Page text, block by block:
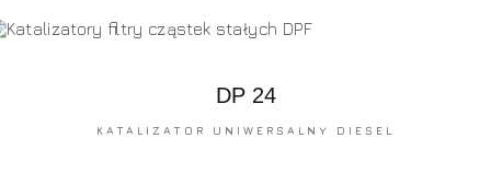
DP 24
KATALIZATOR UNIWERSALNY DIESEL